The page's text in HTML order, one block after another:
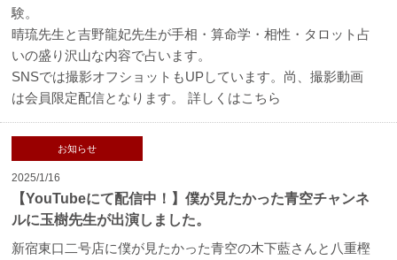
験。
晴琉先生と吉野龍妃先生が手相・算命学・相性・タロット占
いの盛り沢山な内容で占います。
SNSでは撮影オフショットもUPしています。尚、撮影動画
は会員限定配信となります。詳しくはこちら
お知らせ
2025/1/16
【YouTubeにて配信中！】僕が見たかった青空チャンネ
ルに玉樹先生が出演しました。
新宿東口二号店に僕が見たかった青空の木下藍さんと八重樫